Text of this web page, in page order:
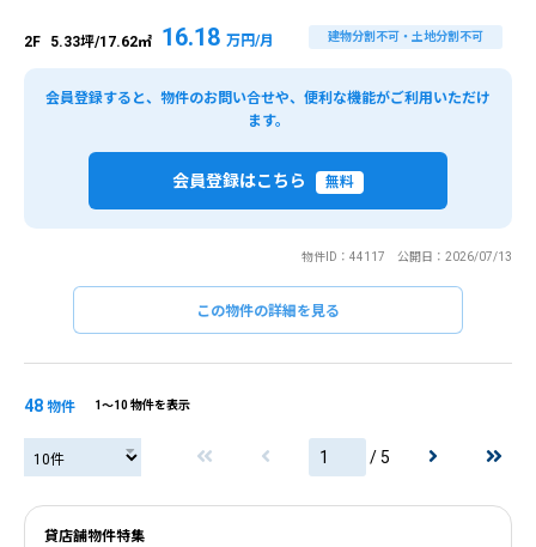
2F 5.33坪/17.62㎡ 16.18 万円/月 建物分割不可・土地分割不可
会員登録すると、物件のお問い合せや、便利な機能がご利用いただけ
ます。
会員登録はこちら 無料
物件ID：44117 公開日：2026/07/13
この物件の詳細を見る
48 物件 1〜10 物件を表示
/ 5
貸店舗物件特集
閉じる